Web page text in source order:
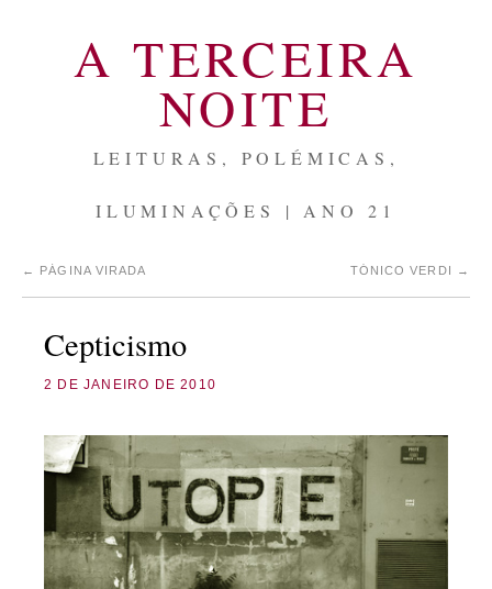
A TERCEIRA
NOITE
LEITURAS, POLÉMICAS,
ILUMINAÇÕES | ANO 21
← PÁGINA VIRADA TÓNICO VERDI →
Cepticismo
2 DE JANEIRO DE 2010